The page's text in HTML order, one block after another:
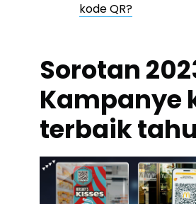
kode QR?
Sorotan
Kampanye
terbaik